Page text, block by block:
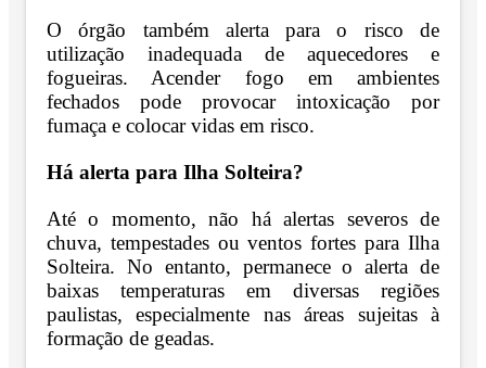
O órgão também alerta para o risco de
utilização inadequada de aquecedores e
fogueiras. Acender fogo em ambientes
fechados pode provocar intoxicação por
fumaça e colocar vidas em risco.
Há alerta para Ilha Solteira?
Até o momento, não há alertas severos de
chuva, tempestades ou ventos fortes para Ilha
Solteira. No entanto, permanece o alerta de
baixas temperaturas em diversas regiões
paulistas, especialmente nas áreas sujeitas à
formação de geadas.